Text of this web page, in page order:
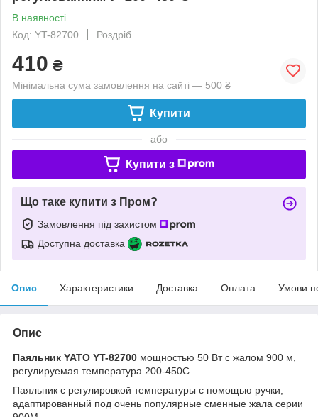
В наявності
Код: YT-82700
Роздріб
410 ₴
Мінімальна сума замовлення на сайті — 500 ₴
Купити
або
Купити з
Що таке купити з Пром?
Замовлення під захистом
Доступна доставка
Опис Характеристики Доставка Оплата Умови
Опис
Паяльник YATO YT-82700 мощностью 50 Вт с жалом 900 м,
регулируемая температура 200-450С.
Паяльник с регулировкой температуры с помощью ручки,
адаптированный под очень популярные сменные жала серии